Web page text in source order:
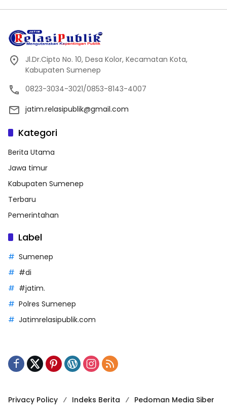
Jl.Dr.Cipto No. 10, Desa Kolor, Kecamatan Kota,
Kabupaten Sumenep
0823-3034-3021/0853-8143-4007
jatim.relasipublik@gmail.com
Kategori
Berita Utama
Jawa timur
Kabupaten Sumenep
Terbaru
Pemerintahan
Label
Sumenep
#di
#jatim.
Polres Sumenep
Jatimrelasipublik.com
Privacy Policy Indeks Berita
Pedoman Media Siber